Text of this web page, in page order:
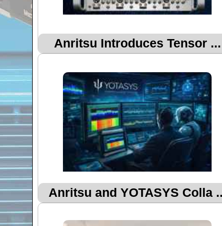
Anritsu Introduces Tensor ...
Anritsu and YOTASYS Colla